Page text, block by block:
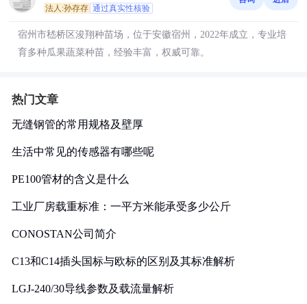
法人:孙存存 通过真实性核验
宿州市嵇桥区浚翔种苗场，位于安徽宿州，2022年成立，专业培
育多种瓜果蔬菜种苗，经验丰富，权威可靠。
热门文章
无缝钢管的常用规格及壁厚
生活中常见的传感器有哪些呢
PE100管材的含义是什么
工业厂房载重标准：一平方米能承受多少公斤
CONOSTAN公司简介
C13和C14插头国标与欧标的区别及其标准解析
LGJ-240/30导线参数及载流量解析